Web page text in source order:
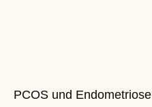
PCOS und Endometriose